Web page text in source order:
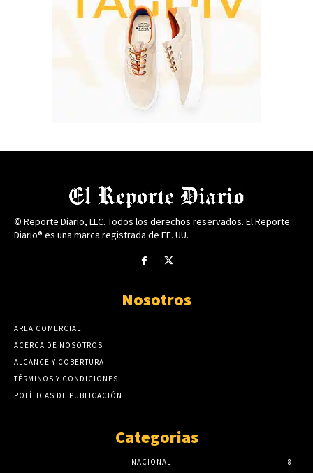
© Reporte Diario, LLC. Todos los derechos reservados. El Reporte
Diario® es una marca registrada de EE. UU.
Nosotros
AREA COMERCIAL
ACERCA DE NOSOTROS
ALCANCE Y COBERTURA
TÉRMINOS Y CONDICIONES
POLÍTICAS DE PUBLICACIÓN
Categorias
NACIONAL 8